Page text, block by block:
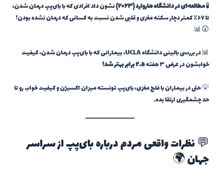
🧪مطالعه‌ای در دانشگاه هاروارد (۲۰۲۳)
نشون داد افرادی که با بای‌پپ درمان شدن،
تا ۶۷٪ کمتر دچار سکته مغزی و قلبی شدن نسبت به کسانی که درمان نشده بودن!
😲📊
📊 در بررسی بالینی دانشگاه UCLA، بیمارانی که با بای‌پپ درمان شدن، کیفیت
خوابشون در عرض ۳ هفته
۲.۵ برابر بهتر شد!
💡 حتی در بیماران با فلج مغزی، بای‌پپ تونسته میزان اکسیژن و کیفیت خواب رو تا
حد چشمگیری ارتقا بده.
💬 نظرات واقعی مردم درباره بای‌پپ از سراسر
جهان 🌍